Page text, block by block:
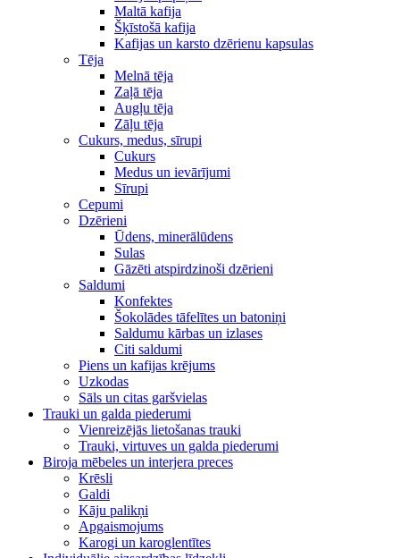
Maltā kafija
Šķīstošā kafija
Kafijas un karsto dzērienu kapsulas
Tēja
Melnā tēja
Zaļā tēja
Augļu tēja
Zāļu tēja
Cukurs, medus, sīrupi
Cukurs
Medus un ievārījumi
Sīrupi
Cepumi
Dzērieni
Ūdens, minerālūdens
Sulas
Gāzēti atspirdzinoši dzērieni
Saldumi
Konfektes
Šokolādes tāfelītes un batoniņi
Saldumu kārbas un izlases
Citi saldumi
Piens un kafijas krējums
Uzkodas
Sāls un citas garšvielas
Trauki un galda piederumi
Vienreizējās lietošanas trauki
Trauki, virtuves un galda piederumi
Biroja mēbeles un interjera preces
Krēsli
Galdi
Kāju palikņi
Apgaismojums
Karogi un karoglentītes